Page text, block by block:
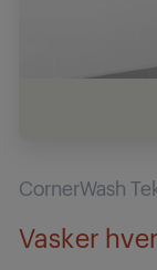
CornerWash
Vasker